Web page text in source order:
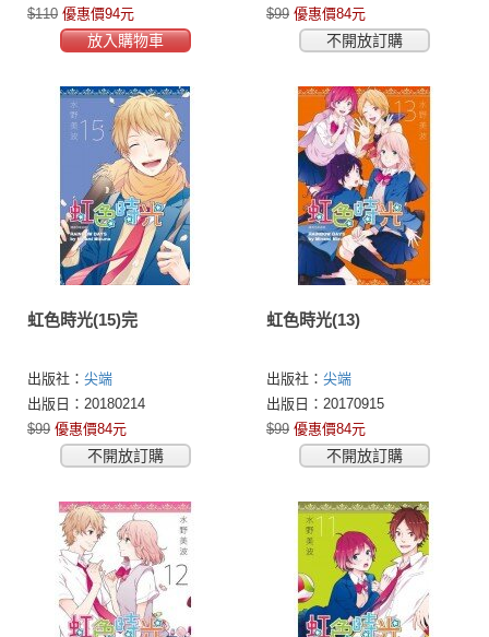
$110 優惠價94元
放入購物車
$99 優惠價84元
不開放訂購
虹色時光(15)完
出版社： 尖端
出版日：20180214
$99 優惠價84元
不開放訂購
虹色時光(13)
出版社： 尖端
出版日：20170915
$99 優惠價84元
不開放訂購